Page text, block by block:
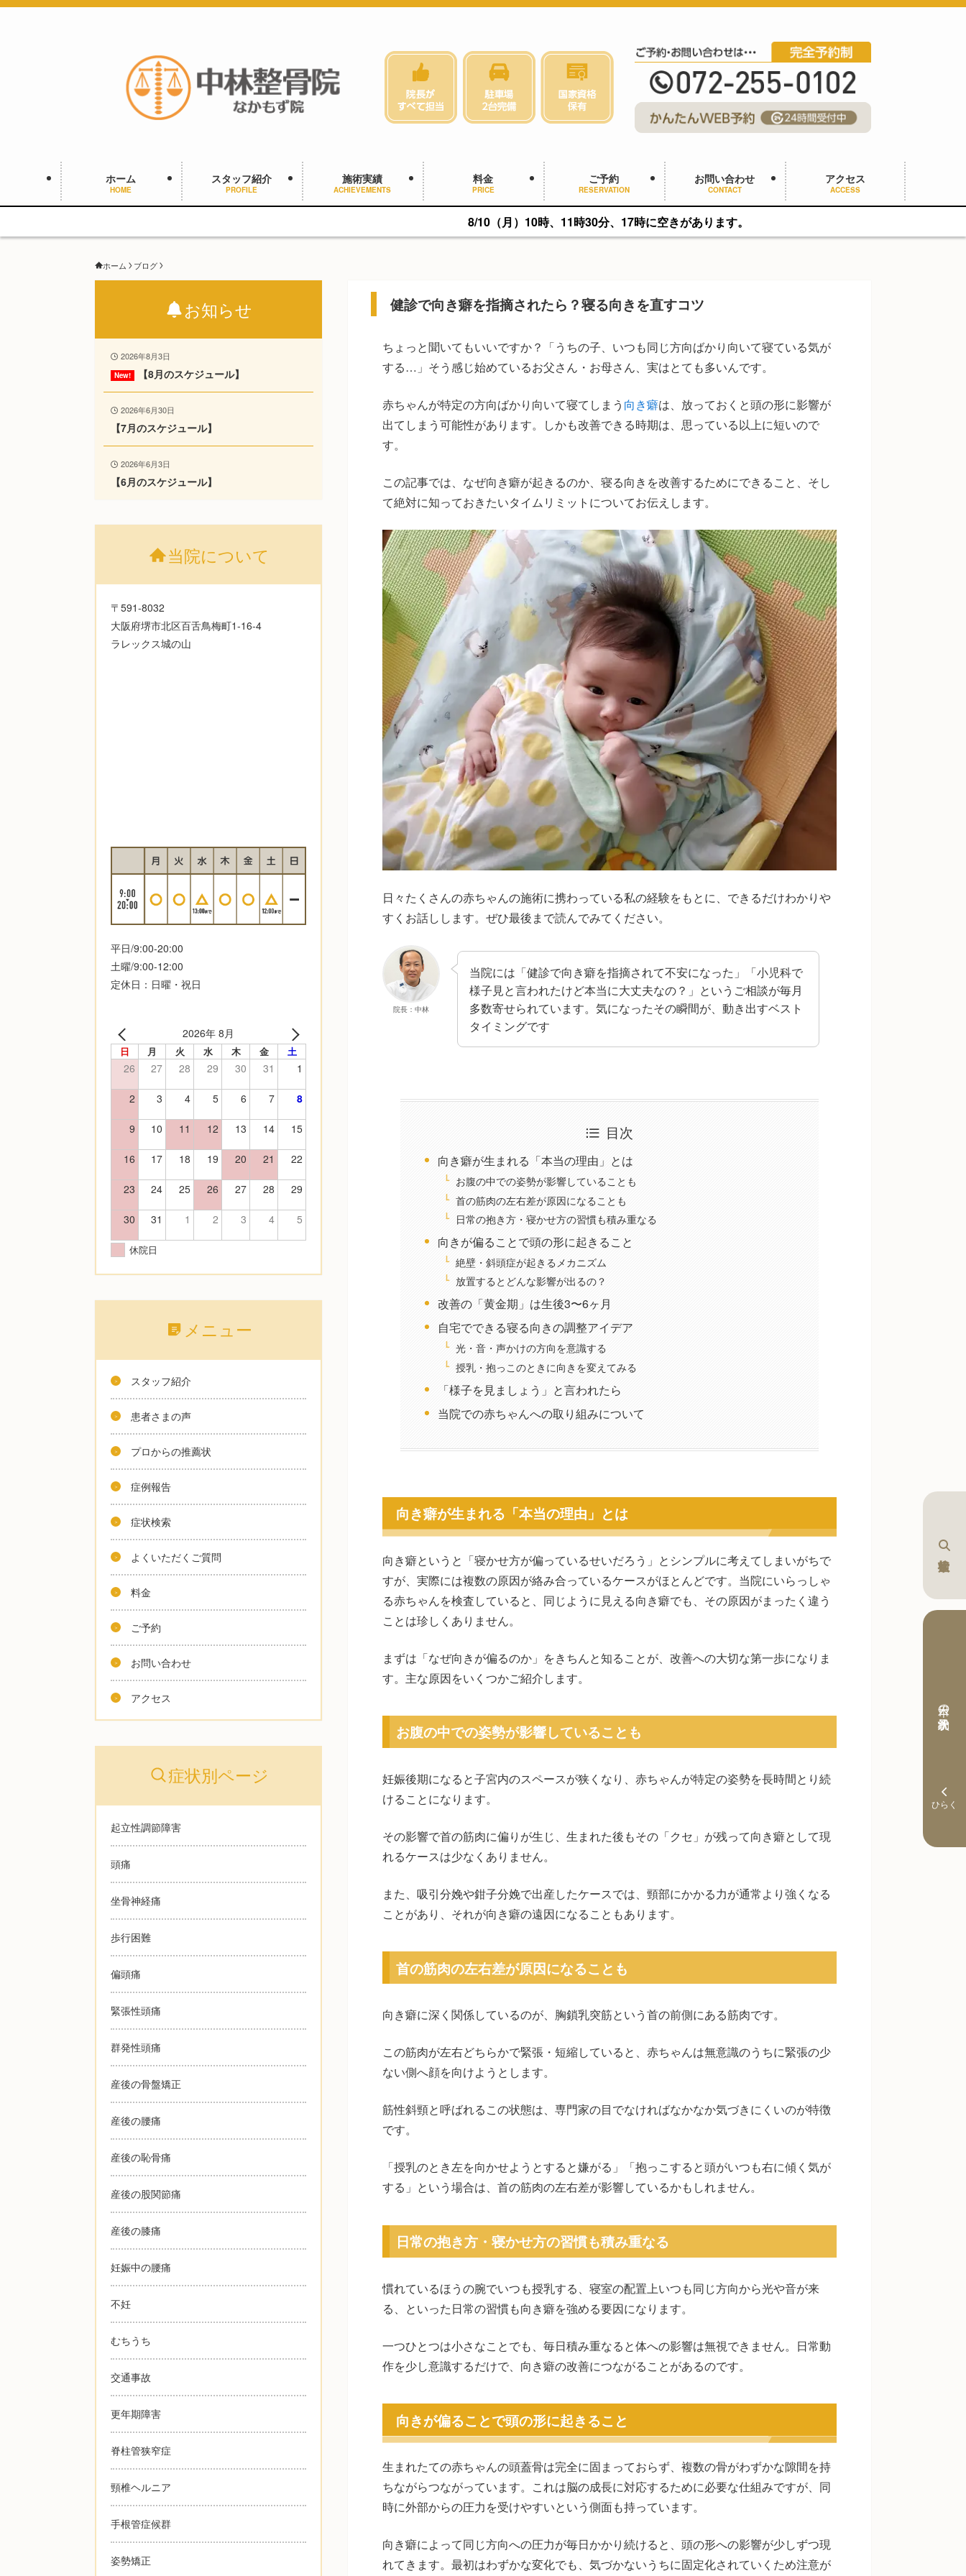
ホーム
HOME
スタッフ紹介
PROFILE
施術実績
ACHIEVEMENTS
料金
PRICE
ご予約
RESERVATION
お問い合わせ
CONTACT
アクセス
ACCESS
8/10（月）10時、11時30分、17時に空きがあります。
ホーム ブログ
健診で向き癖を指摘されたら？寝る向きを直すコツ
本日の予約状況
ちょっと聞いてもいいですか？「うちの子、いつも同じ方向ばかり向いて寝ている気が
する…」そう感じ始めているお父さん・お母さん、実はとても多いんです。
赤ちゃんが特定の方向ばかり向いて寝てしまう 向き癖は、放っておくと頭の形に影響が
出てしまう可能性があります。しかも改善できる時期は、思っている以上に短いので
す。
この記事では、なぜ向き癖が起きるのか、寝る向きを改善するためにできること、そし
て絶対に知っておきたいタイムリミットについてお伝えします。
日々たくさんの赤ちゃんの施術に携わっている私の経験をもとに、できるだけわかりや
すくお話しします。ぜひ最後まで読んでみてください。
院長：中林
当院には「健診で向き癖を指摘されて不安になった」「小児科で
様子見と言われたけど本当に大丈夫なの？」というご相談が毎月
多数寄せられています。気になったその瞬間が、動き出すベスト
タイミングです
目次
向き癖が生まれる「本当の理由」とは
お腹の中での姿勢が影響していることも
首の筋肉の左右差が原因になることも
日常の抱き方・寝かせ方の習慣も積み重なる
向きが偏ることで頭の形に起きること
絶壁・斜頭症が起きるメカニズム
放置するとどんな影響が出るの？
改善の「黄金期」は生後3〜6ヶ月
自宅でできる寝る向きの調整アイデア
光・音・声かけの方向を意識する
授乳・抱っこのときに向きを変えてみる
「様子を見ましょう」と言われたら
当院での赤ちゃんへの取り組みについて
向き癖が生まれる「本当の理由」とは
向き癖というと「寝かせ方が偏っているせいだろう」とシンプルに考えてしまいがちで
すが、実際には複数の原因が絡み合っているケースがほとんどです。当院にいらっしゃ
る赤ちゃんを検査していると、同じように見える向き癖でも、その原因がまったく違う
ことは珍しくありません。
まずは「なぜ向きが偏るのか」をきちんと知ることが、改善への大切な第一歩になりま
す。主な原因をいくつかご紹介します。
お腹の中での姿勢が影響していることも
妊娠後期になると子宮内のスペースが狭くなり、赤ちゃんが特定の姿勢を長時間とり続
けることになります。
その影響で首の筋肉に偏りが生じ、生まれた後もその「クセ」が残って向き癖として現
れるケースは少なくありません。
また、吸引分娩や鉗子分娩で出産したケースでは、頸部にかかる力が通常より強くなる
ことがあり、それが向き癖の遠因になることもあります。
首の筋肉の左右差が原因になることも
向き癖に深く関係しているのが、胸鎖乳突筋という首の前側にある筋肉です。
この筋肉が左右どちらかで緊張・短縮していると、赤ちゃんは無意識のうちに緊張の少
ない側へ顔を向けようとします。
筋性斜頸と呼ばれるこの状態は、専門家の目でなければなかなか気づきにくいのが特徴
です。
「授乳のとき左を向かせようとすると嫌がる」「抱っこすると頭がいつも右に傾く気が
する」という場合は、首の筋肉の左右差が影響しているかもしれません。
日常の抱き方・寝かせ方の習慣も積み重なる
慣れているほうの腕でいつも授乳する、寝室の配置上いつも同じ方向から光や音が来
る、といった日常の習慣も向き癖を強める要因になります。
一つひとつは小さなことでも、毎日積み重なると体への影響は無視できません。日常動
作を少し意識するだけで、向き癖の改善につながることがあるのです。
向きが偏ることで頭の形に起きること
生まれたての赤ちゃんの頭蓋骨は完全に固まっておらず、複数の骨がわずかな隙間を持
ちながらつながっています。これは脳の成長に対応するために必要な仕組みですが、同
時に外部からの圧力を受けやすいという側面も持っています。
向き癖によって同じ方向への圧力が毎日かかり続けると、頭の形への影響が少しずつ現
れてきます。最初はわずかな変化でも、気づかないうちに固定化されていくため注意が
お知らせ
2026年8月3日
【8月のスケジュール】
2026年6月30日
【7月のスケジュール】
2026年6月3日
【6月のスケジュール】
当院について
〒591-8032
大阪府堺市北区百舌鳥梅町1-16-4
ラレックス城の山
平日/9:00-20:00
土曜/9:00-12:00
定休日：日曜・祝日
2026年 8月
日 月 火 水 木 金 土
26 27 28 29 30 31 1
2 3 4 5 6 7 8
9 10 11 12 13 14 15
16 17 18 19 20 21 22
23 24 25 26 27 28 29
30 31 1 2 3 4 5
休院日
メニュー
スタッフ紹介
患者さまの声
プロからの推薦状
症例報告
症状検索
よくいただくご質問
料金
ご予約
お問い合わせ
アクセス
症状別ページ
起立性調節障害
頭痛
坐骨神経痛
歩行困難
偏頭痛
緊張性頭痛
群発性頭痛
産後の骨盤矯正
産後の腰痛
産後の恥骨痛
産後の股関節痛
産後の膝痛
妊娠中の腰痛
不妊
むちうち
交通事故
更年期障害
脊柱管狭窄症
頸椎ヘルニア
手根管症候群
姿勢矯正